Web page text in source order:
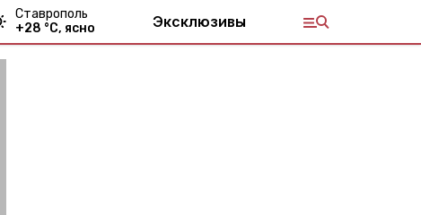
Ставрополь
+28 °С, ясно Эксклюзивы